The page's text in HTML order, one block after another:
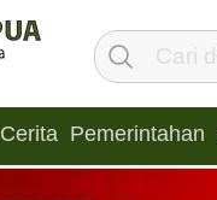
Cerita Pemerintahan